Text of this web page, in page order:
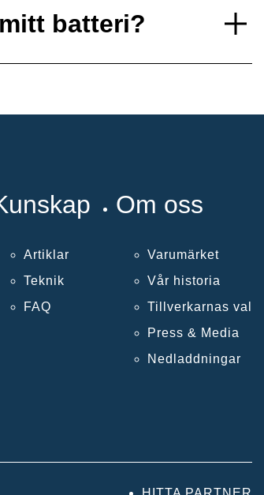
batteri?
Artiklar
Teknik
FAQ
Om oss
Varumärket
Vår historia
Tillverkarnas val
Press & Media
Nedladdningar